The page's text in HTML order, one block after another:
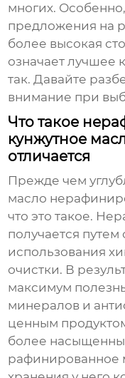
многих.
предложения на
более высокая
означает лучшее
так. Давайте
внимание при
Что такое
кунжутное
отличается
Прежде чем
масло
что это такое.
получается
использования
очистки. В
максимум
минералов и
ценным
более
рафинированное